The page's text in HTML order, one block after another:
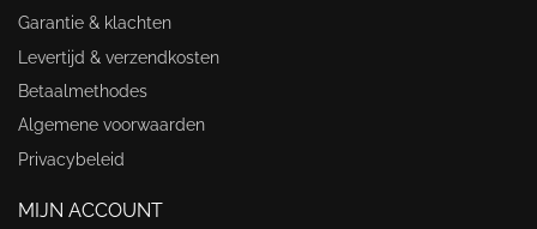
Garantie & klachten
Levertijd & verzendkosten
Betaalmethodes
Algemene voorwaarden
Privacybeleid
MIJN ACCOUNT